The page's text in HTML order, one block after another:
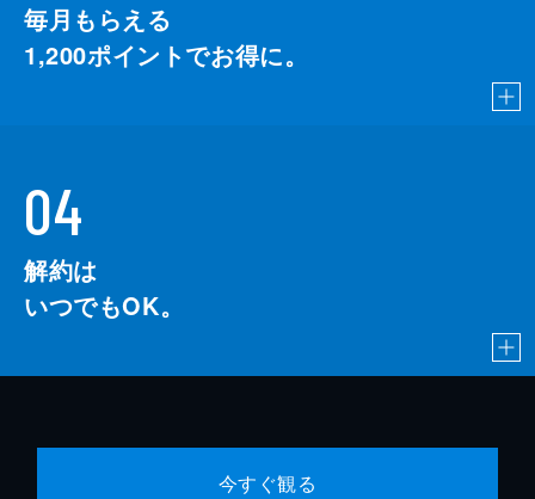
毎月もらえる
1,200ポイントでお得に。
04
解約は
いつでもOK。
今すぐ観る